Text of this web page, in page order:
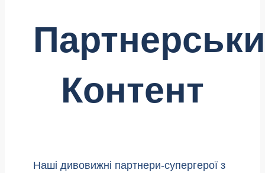
Контент
Наші дивовижні партнери-супергерої з